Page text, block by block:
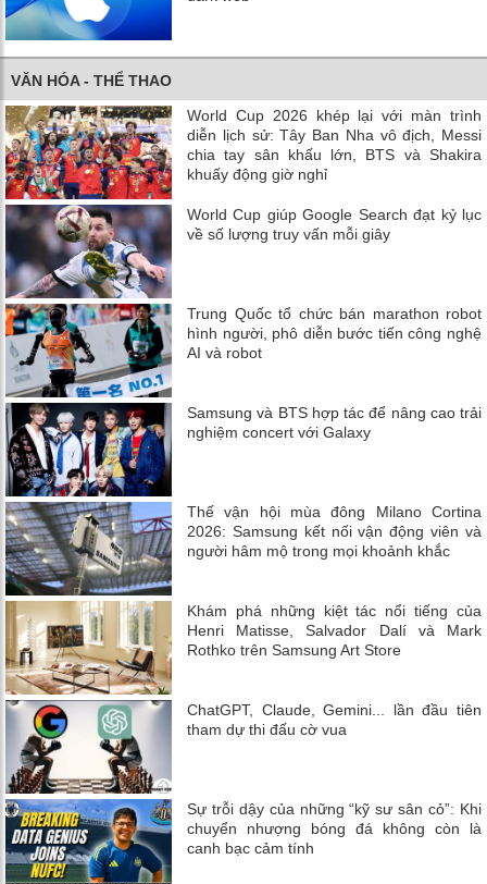
VĂN HÓA - THỂ THAO
World Cup 2026 khép lại với màn trình
diễn lịch sử: Tây Ban Nha vô địch, Messi
chia tay sân khấu lớn, BTS và Shakira
khuấy động giờ nghỉ
World Cup giúp Google Search đạt kỷ lục
về số lượng truy vấn mỗi giây
Trung Quốc tổ chức bán marathon robot
hình người, phô diễn bước tiến công nghệ
AI và robot
Samsung và BTS hợp tác để nâng cao trải
nghiệm concert với Galaxy
Thế vận hội mùa đông Milano Cortina
2026: Samsung kết nối vận động viên và
người hâm mộ trong mọi khoảnh khắc
Khám phá những kiệt tác nổi tiếng của
Henri Matisse, Salvador Dalí và Mark
Rothko trên Samsung Art Store
ChatGPT, Claude, Gemini... lần đầu tiên
tham dự thi đấu cờ vua
Sự trỗi dậy của những “kỹ sư sân cỏ”: Khi
chuyển nhượng bóng đá không còn là
canh bạc cảm tính